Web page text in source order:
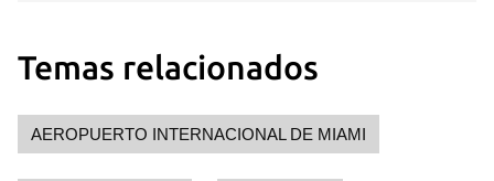
Temas relacionados
AEROPUERTO INTERNACIONAL DE MIAMI